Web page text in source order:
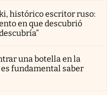
histórico escritor ruso:
en que descubrió
una botella en la
fundamental saber